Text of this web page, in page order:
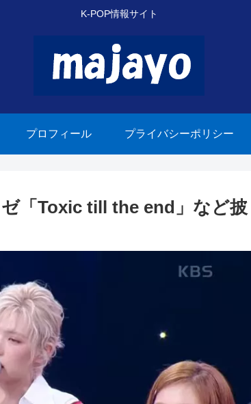
K-POP情報サイト
プロフィール プライバシーポリシー
「Toxic till the end」など披